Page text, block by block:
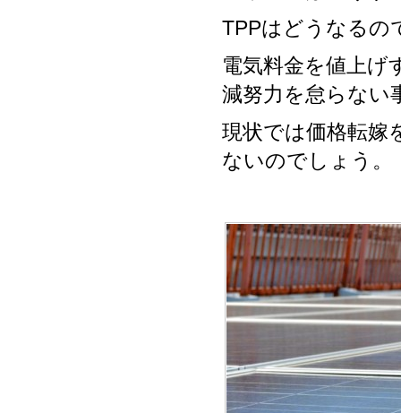
TPPはどうなるの
電気料金を値上げ
減努力を怠らない
現状では価格転嫁
ないのでしょう。